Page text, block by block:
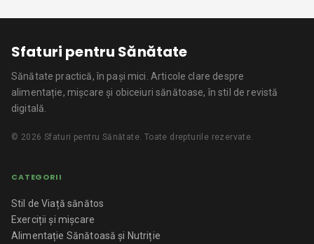
Sfaturi pentru Sănătate
Sănătate practică, în pași mici. Articole clare despre
alimentație, mișcare și obiceiuri sănătoase, în stil de revistă
digitală.
© 2026 Sfaturi pentru Sănătate. Toate drepturile rezervate.
CATEGORII
Stil de Viață sănătos
Exerciții și mișcare
Alimentație Sănătoasă și Nutriție